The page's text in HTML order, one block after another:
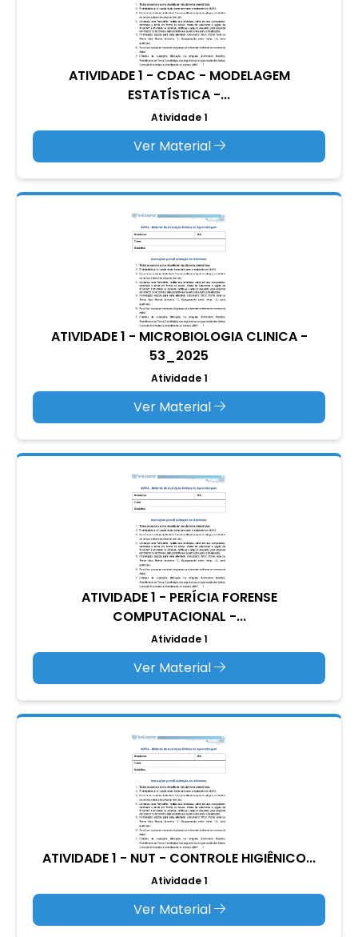
ATIVIDADE 1 - CDAC - MODELAGEM
ESTATÍSTICA -...
Atividade 1
Ver Material
ATIVIDADE 1 - MICROBIOLOGIA CLINICA -
53_2025
Atividade 1
Ver Material
ATIVIDADE 1 - PERÍCIA FORENSE
COMPUTACIONAL -...
Atividade 1
Ver Material
ATIVIDADE 1 - NUT - CONTROLE HIGIÊNICO...
Atividade 1
Ver Material